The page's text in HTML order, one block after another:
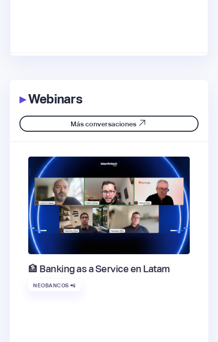
▸Webinars
Más conversaciones
🏦 Banking as a Service en Latam
NEOBANCOS 📲